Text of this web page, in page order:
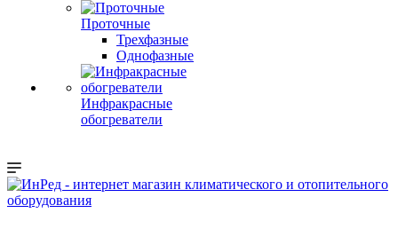
Проточные
Трехфазные
Однофазные
Инфракрасные
обогреватели